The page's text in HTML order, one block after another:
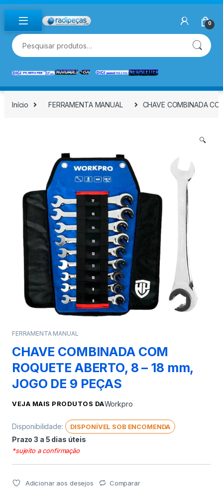
Skip to navigation
Skip to content
0
Pesquisar por:
Início FERRAMENTA MANUAL CHAVE COMBINADA
🔍
FERRAMENTA MANUAL
CHAVE COMBINADA COM
ROQUETE ABERTO, 8 – 18 mm,
JOGO DE 9 PEÇAS
VEJA MAIS PRODUTOS DAWorkpro
Disponibilidade: DISPONÍVEL SOB ENCOMENDA
Prazo 3 a 5 dias úteis
*sujeito a confirmação
Adicionar aos desejos Comparar